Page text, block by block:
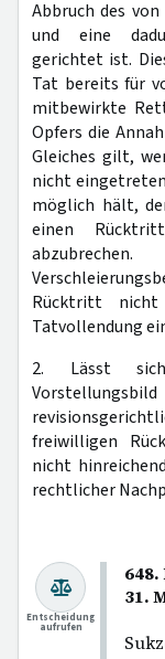
Abbruch des
und eine
gerichtet ist.
Tat bereits für
mitbewirkte
Opfers die
Gleiches gilt,
nicht
möglich hält,
einen
Rücktritt
Tatvollendung
2. Lässt
freiwilligen
nicht
rechtlicher
648.
31.
Entscheidung
aufrufen